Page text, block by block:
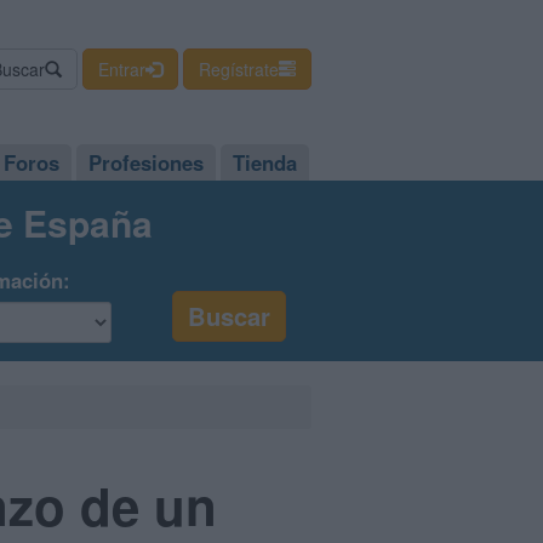
Entrar Regístrate
Foros Profesiones Tienda
España
de un